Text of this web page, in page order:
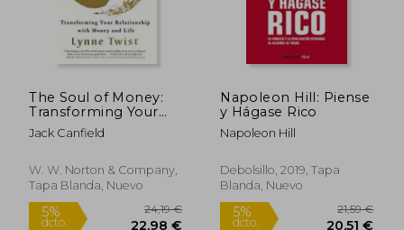
5%
dcto. 22,72 €
5%
dcto.
The Soul of Money:
Transforming Your
Relationship with
Money and Life (en
Jack Canfield
W. W. Norton & Company,
Tapa Blanda, Nuevo
Napoleon Hill: Piense
y Hágase Rico
Napoleon Hill
Debolsillo, 2019, Tapa
Blanda, Nuevo